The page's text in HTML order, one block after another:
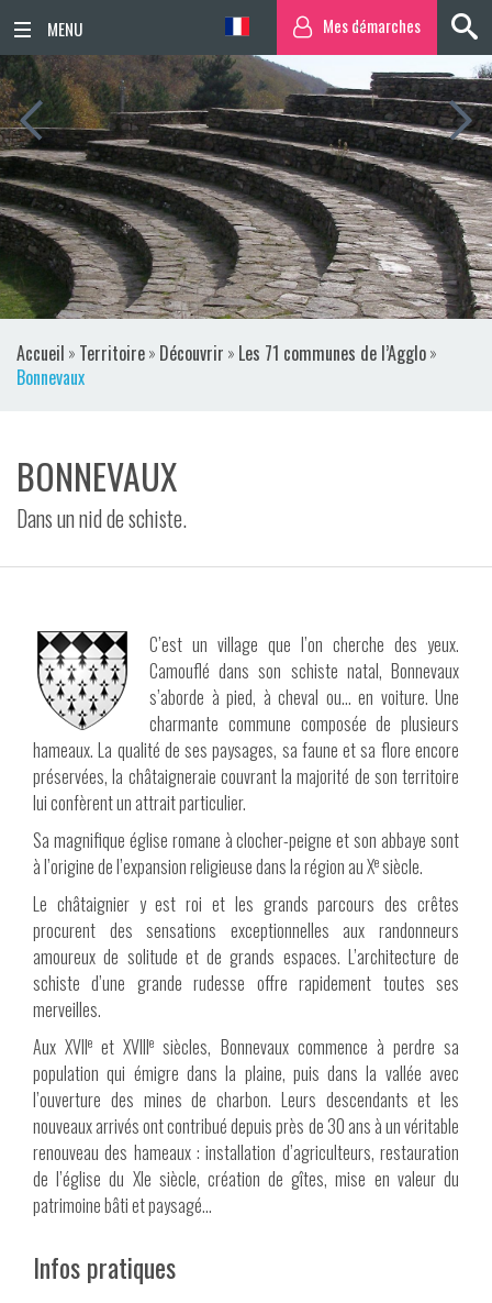
ACCUEIL
ACTUALITÉS
AGENDA
TERRITOIRE
VIE QUOTIDIENNE
SORTIR / BOUGER
Mes démarches
Accueil » Territoire» Découvrir » Les 71 communes de l’Agglo»
Bonnevaux
BONNEVAUX
Dans un nid de schiste.
C’est un village que l’on cherche des yeux.
Camouflé dans son schiste natal, Bonnevaux
s’aborde à pied, à cheval ou… en voiture. Une
charmante commune composée de plusieurs
hameaux. La qualité de ses paysages, sa faune et sa flore encore
préservées, la châtaigneraie couvrant la majorité de son territoire
lui confèrent un attrait particulier.
Sa magnifique église romane à clocher-peigne et son abbaye sont
à l’origine de l’expansion religieuse dans la région au Xesiècle.
Le châtaignier y est roi et les grands parcours des crêtes
procurent des sensations exceptionnelles aux randonneurs
amoureux de solitude et de grands espaces. L’architecture de
schiste d’une grande rudesse offre rapidement toutes ses
merveilles.
Aux XVIIe et XVIIIe siècles, Bonnevaux commence à perdre sa
population qui émigre dans la plaine, puis dans la vallée avec
l’ouverture des mines de charbon. Leurs descendants et les
nouveaux arrivés ont contribué depuis près de 30 ans à un véritable
renouveau des hameaux : installation d’agriculteurs, restauration
de l’église du XIe siècle, création de gîtes, mise en valeur du
patrimoine bâti et paysagé…
Infos pratiques